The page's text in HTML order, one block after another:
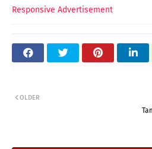
Responsive Advertisement
OLDER